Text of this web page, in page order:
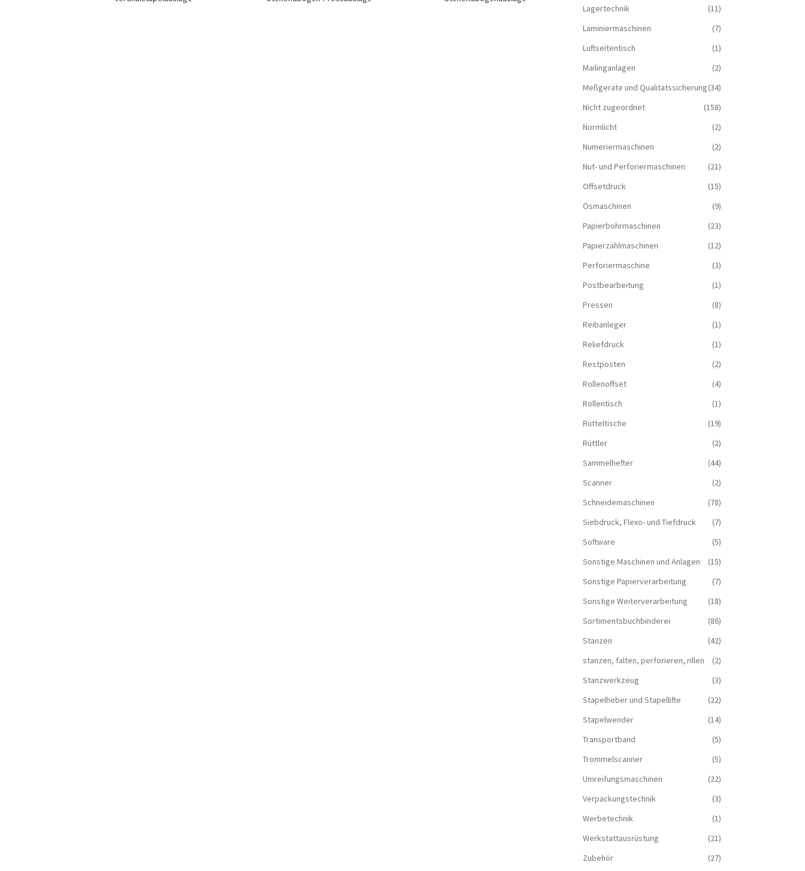
Lagertechnik
(11)
Laminiermaschinen
(7)
Luftseitentisch
(1)
Mailinganlagen
(2)
Meßgeräte und Qualitätssicherung(34)
Nicht zugeordnet
(158)
Normlicht
(2)
Numeriermaschinen
(2)
Nut- und Perforiermaschinen
(21)
Offsetdruck
(15)
Ösmaschinen
(9)
Papierbohrmaschinen
(23)
Papierzählmaschinen
(12)
Perforiermaschine
(3)
Postbearbeitung
(1)
Pressen
(8)
Reibanleger
(1)
Reliefdruck
(1)
Restposten
(2)
Rollenoffset
(4)
Rollentisch
(1)
Rütteltische
(19)
Rüttler
(2)
Sammelhefter
(44)
Scanner
(2)
Schneidemaschinen
(78)
Siebdruck, Flexo- und Tiefdruck
(7)
Software
(5)
Sonstige Maschinen und Anlagen
(15)
Sonstige Papierverarbeitung
(7)
Sonstige Weiterverarbeitung
(18)
Sortimentsbuchbinderei
(86)
Stanzen
(42)
stanzen, falten, perforieren, rillen
(2)
Stanzwerkzeug
(3)
Stapelheber und Stapellifte
(22)
Stapelwender
(14)
Transportband
(5)
Trommelscanner
(5)
Umreifungsmaschinen
(22)
Verpackungstechnik
(3)
Werbetechnik
(1)
Werkstattausrüstung
(21)
Zubehör
(27)